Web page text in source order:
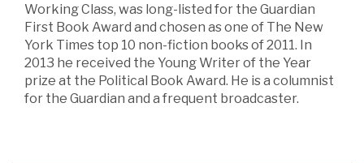
Working Class, was long-listed for the Guardian
First Book Award and chosen as one of The New
York Times top 10 non-fiction books of 2011. In
2013 he received the Young Writer of the Year
prize at the Political Book Award. He is a columnist
for the Guardian and a frequent broadcaster.